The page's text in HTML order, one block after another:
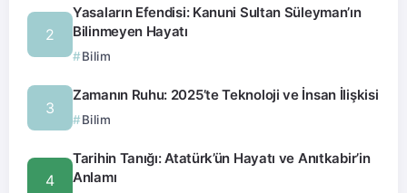
Yasaların Efendisi: Kanuni Sultan Süleyman’ın
Bilinmeyen Hayatı
Bilim
Zamanın Ruhu: 2025’te Teknoloji ve İnsan İlişkisi
Bilim
Tarihin Tanığı: Atatürk’ün Hayatı ve Anıtkabir’in
Anlamı